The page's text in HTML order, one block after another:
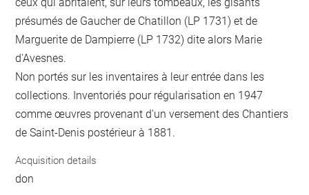
présumés de Gaucher de Chatillon (LP 1731) et de
Marguerite de Dampierre (LP 1732) dite alors Marie
d'Avesnes.
Non portés sur les inventaires à leur entrée dans les
collections. Inventoriés pour régularisation en 1947
comme œuvres provenant d'un versement des Chantiers
de Saint-Denis postérieur à 1881.
Acquisition details
don